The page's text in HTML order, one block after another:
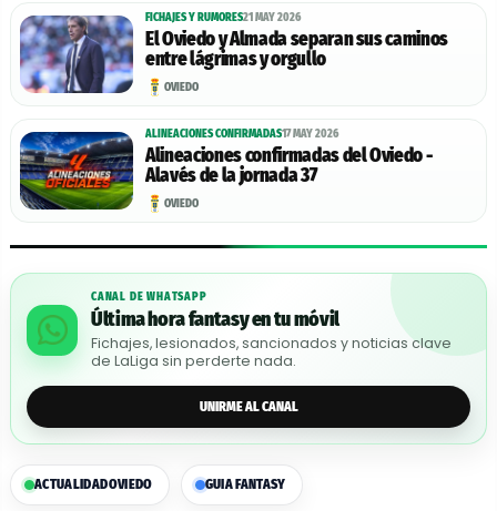
FICHAJES Y RUMORES21 MAY 2026
El Oviedo y Almada separan sus caminos
entre lágrimas y orgullo
OVIEDO
ALINEACIONES CONFIRMADAS17 MAY 2026
Alineaciones confirmadas del Oviedo -
Alavés de la jornada 37
OVIEDO
CANAL DE WHATSAPP
Última hora fantasy en tu móvil
Fichajes, lesionados, sancionados y noticias clave
de LaLiga sin perderte nada.
UNIRME AL CANAL
ACTUALIDADOVIEDO GUIA FANTASY